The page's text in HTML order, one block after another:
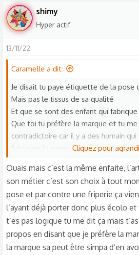
shimy
Hyper actif
13/11/22
Caramelle a dit:
Je disait tu paye étiquette de la pose
Mais pas le tissus de sa qualité
Et que se sont des enfant qui fabrique
Que toi tu préfère la marque et tu me
contradictoire car il y a des humain
fabriquer la marque alors que en
Donc pourquoi acheter la marque
Est ce mieux que ce soit des adulte
Et c'est tu doux provient les fripperie
enlève les étiquette par obligation
Cliquez pour
Ouais mais c’est la même enfaite,
son métier c’est son choix à tout
pose et par contre une friperie ça
l’ayant déjà porter donc plus écolo
t’es pas logique tu me dit ça mais
propos en disant que je préfère la
la marque sa peut être simpa d’en